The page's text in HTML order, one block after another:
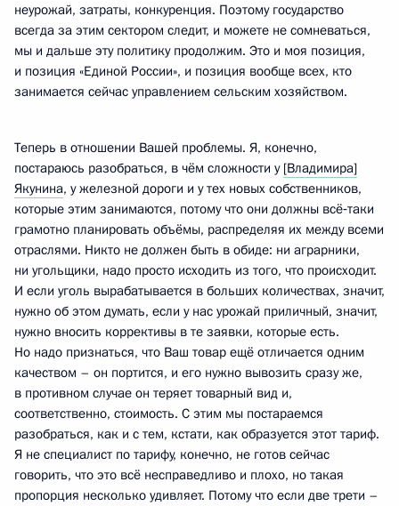
неурожай, затраты, конкуренция. Поэтому государство
всегда за этим сектором следит, и можете не сомневаться,
мы и дальше эту политику продолжим. Это и моя позиция,
и позиция «Единой России», и позиция вообще всех, кто
занимается сейчас управлением сельским хозяйством.
Теперь в отношении Вашей проблемы. Я, конечно,
постараюсь разобраться, в чём сложности у [Владимира]
Якунина, у железной дороги и у тех новых собственников,
которые этим занимаются, потому что они должны всё‑таки
грамотно планировать объёмы, распределяя их между всеми
отраслями. Никто не должен быть в обиде: ни аграрники,
ни угольщики, надо просто исходить из того, что происходит.
И если уголь вырабатывается в больших количествах, значит,
нужно об этом думать, если у нас урожай приличный, значит,
нужно вносить коррективы в те заявки, которые есть.
Но надо признаться, что Ваш товар ещё отличается одним
качеством – он портится, и его нужно вывозить сразу же,
в противном случае он теряет товарный вид и,
соответственно, стоимость. С этим мы постараемся
разобраться, как и с тем, кстати, как образуется этот тариф.
Я не специалист по тарифу, конечно, не готов сейчас
говорить, что это всё несправедливо и плохо, но такая
пропорция несколько удивляет. Потому что если две трети –